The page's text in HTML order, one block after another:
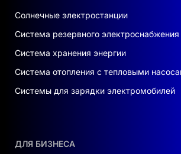
Солнечные электростанции
Система резервного электроснабжения
Система хранения энергии
Система отопления с тепловыми
Системы для зарядки электромобилей
ДЛЯ БИЗНЕСА